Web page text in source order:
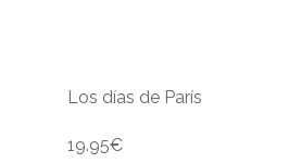
Los días de París
19.95€